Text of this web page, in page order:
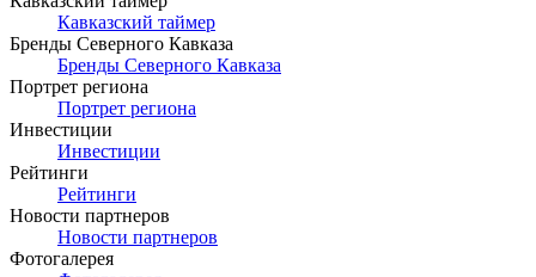
Кавказский таймер
Бренды Северного Кавказа
Бренды Северного Кавказа
Портрет региона
Портрет региона
Инвестиции
Инвестиции
Рейтинги
Рейтинги
Новости партнеров
Новости партнеров
Фотогалерея